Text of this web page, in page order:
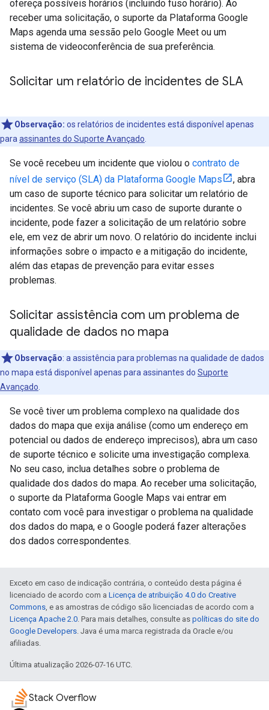
ofereça possíveis horários (incluindo fuso horário). Ao
receber uma solicitação, o suporte da Plataforma Google
Maps agenda uma sessão pelo Google Meet ou um
sistema de videoconferência de sua preferência.
Solicitar um relatório de incidentes de SLA
Observação: os relatórios de incidentes está disponível apenas
para assinantes do Suporte Avançado
Se você recebeu um incidente que violou o contrato de
nível de serviço (SLA) da Plataforma Google Maps
, abra
um caso de suporte técnico para solicitar um relatório de
incidentes. Se você abriu um caso de suporte durante o
incidente, pode fazer a solicitação de um relatório sobre
ele, em vez de abrir um novo. O relatório do incidente inclui
informações sobre o impacto e a mitigação do incidente,
além das etapas de prevenção para evitar esses
problemas.
Solicitar assistência com um problema de
qualidade de dados no mapa
Observação: a assistência para problemas na qualidade de dados
no mapa está disponível apenas para assinantes do Suporte
Avançado
Se você tiver um problema complexo na qualidade dos
dados do mapa que exija análise (como um endereço em
potencial ou dados de endereço imprecisos), abra um caso
de suporte técnico e solicite uma investigação complexa.
No seu caso, inclua detalhes sobre o problema de
qualidade dos dados do mapa. Ao receber uma solicitação,
o suporte da Plataforma Google Maps vai entrar em
contato com você para investigar o problema na qualidade
dos dados do mapa, e o Google poderá fazer alterações
dos dados correspondentes.
Exceto em caso de indicação contrária, o conteúdo desta página é
licenciado de acordo com a Licença de atribuição 4.0 do Creative
Commons , e as amostras de código são licenciadas de acordo com a
Licença Apache 2.0 . Para mais detalhes, consulte as políticas do site do
Google Developers . Java é uma marca registrada da Oracle e/ou
afiliadas.
Última atualização 2026-07-16 UTC.
Stack Overflow